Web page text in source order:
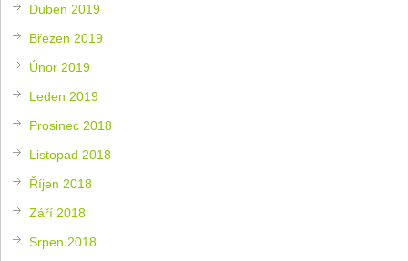
Duben 2019
Březen 2019
Únor 2019
Leden 2019
Prosinec 2018
Listopad 2018
Říjen 2018
Září 2018
Srpen 2018